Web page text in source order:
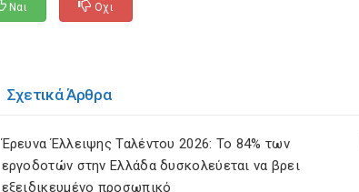
Ναι Οχι
Σχετικά Άρθρα
Έρευνα Έλλειψης Ταλέντου 2026: Το 84% των
εργοδοτών στην Ελλάδα δυσκολεύεται να βρει
εξειδικευμένο προσωπικό